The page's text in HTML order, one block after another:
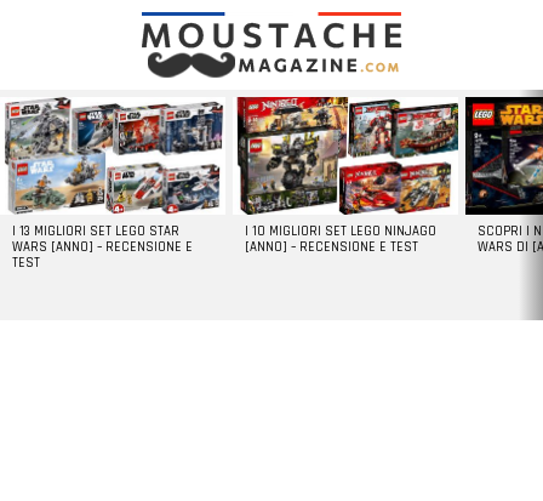
LATEST
STORIES
I 13 MIGLIORI SET LEGO STAR
WARS [ANNO] – RECENSIONE E
TEST
I 10 MIGLIORI SET LEGO NINJAGO
[ANNO] – RECENSIONE E TEST
SCOPRI I
WARS DI